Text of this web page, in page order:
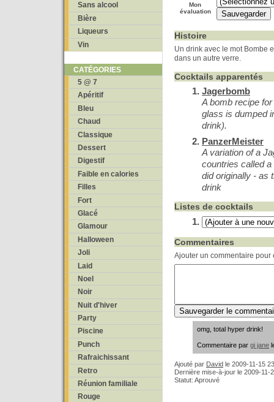
Sans alcool
Bière
Liqueurs
Vin
CATÉGORIES
5 @ 7
Apéritif
Bleu
Chaud
Classique
Dessert
Digestif
Faible en calories
Filles
Fort
Glacé
Glamour
Halloween
Joli
Laid
Noel
Noir
Nuit d'hiver
Party
Piscine
Punch
Rafraichissant
Retro
Réunion familiale
Rouge
Mon
évaluation
Histoire
Un drink avec le mot Bombe
dans un autre verre.
Cocktails apparentés
Jagerbomb
A bomb recipe
glass is dumped
drink).
PanzerMeister
A variation of a
countries called
did originally - as
drink
Listes de cocktails
Commentaires
Ajouter un commentaire pour
omg, total hyper drink!
Commentaire par gi jane
Ajouté par David le 2009-11-15
Dernière mise-à-jour le 2009-11-
Statut: Aprouvé